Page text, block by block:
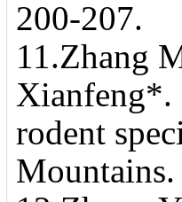
200-207.
11.Zhang
Xianfeng*.
rodent